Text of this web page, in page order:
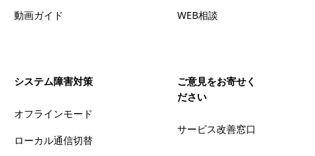
動画ガイド
WEB相談
システム障害対策
オフラインモード
ローカル通信切替
ご意見をお寄せく
ださい
サービス改善窓口